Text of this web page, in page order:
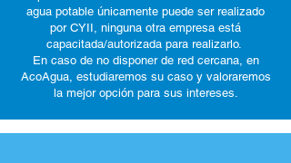
agua potable únicamente puede ser realizado
por CYII, ninguna otra empresa está
capacitada/autorizada para realizarlo.
En caso de no disponer de red cercana, en
AcoAgua, estudiaremos su caso y valoraremos
la mejor opción para sus intereses.